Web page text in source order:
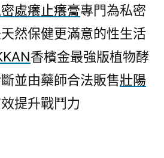
處癢止癢膏專門為私密
然保健更滿意的性生活
香檳金最強版植物酵
並由藥師合法販售壯陽
提升戰鬥力